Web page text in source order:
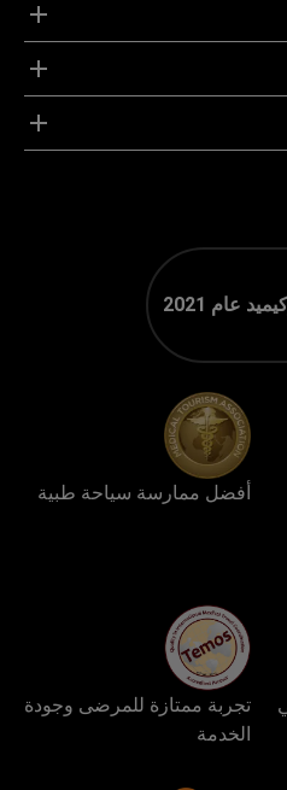
عام 2021
أفضل ممارسة سياحة طبية
تجربة ممتازة للمرضى وجودة
الخدمة